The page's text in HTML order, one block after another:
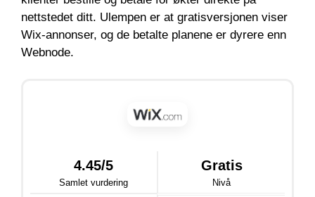
nettstedet ditt. Ulempen er at gratisversjonen viser
Wix-annonser, og de betalte planene er dyrere enn
Webnode.
4.45/5
Samlet vurdering
Gratis
Nivå